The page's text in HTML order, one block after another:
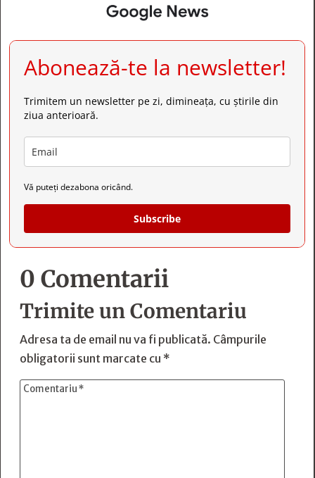
Abonează-te la newsletter!
Trimitem un newsletter pe zi, dimineața, cu știrile din
ziua anterioară.
Vă puteți dezabona oricând.
Subscribe
0 Comentarii
Trimite un Comentariu
Adresa ta de email nu va fi publicată. Câmpurile
obligatorii sunt marcate cu *